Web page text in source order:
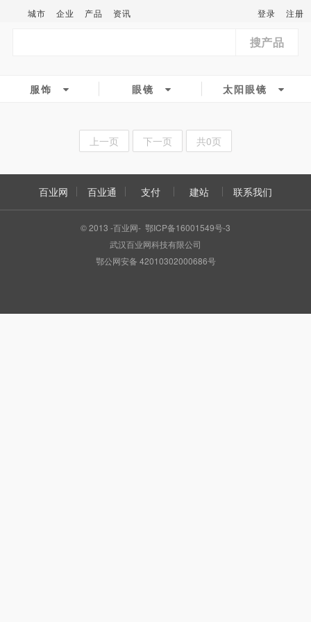
城市 企业 产品 资讯 登录 注册
搜产品
服饰 眼镜 太阳眼镜
上一页 下一页 共0页
百业网 百业通 支付 建站 联系我们
© 2013 -百业网- 鄂ICP备16001549号-3
武汉百业网科技有限公司
鄂公网安备 42010302000686号